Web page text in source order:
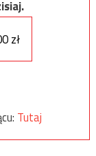
zł
Tutaj